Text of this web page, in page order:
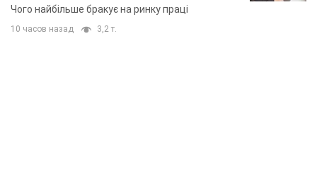
Чого найбільше бракує на ринку праці
10 часов назад 3,2 т.